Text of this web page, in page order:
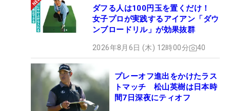
ダフる人は100円玉を置くだけ！
女子プロが実践するアイアン「ダウ
ンブロードリル」が効果抜群
2026年8月6日 (木) 12時00分 40
プレーオフ進出をかけたラス
トマッチ 松山英樹は日本時
間7日深夜にティオフ